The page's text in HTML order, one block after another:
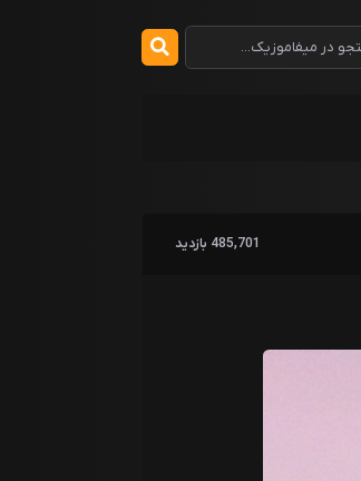
485,701 بازدید